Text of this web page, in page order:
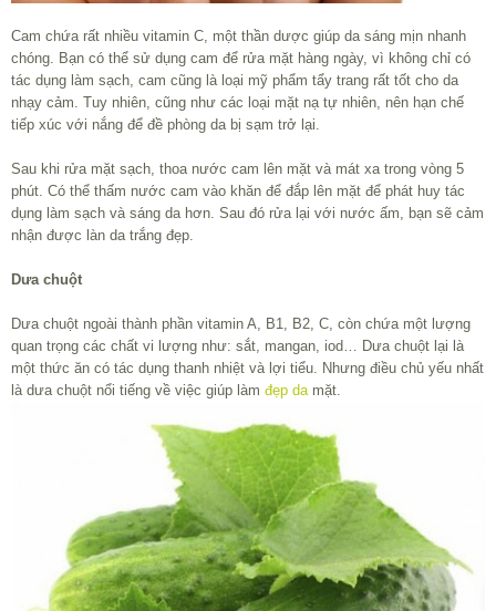
Cam chứa rất nhiều vitamin C, một thần dược giúp da sáng mịn nhanh
chóng. Bạn có thể sử dụng cam để rửa mặt hàng ngày, vì không chỉ có
tác dụng làm sạch, cam cũng là loại mỹ phẩm tẩy trang rất tốt cho da
nhạy cảm. Tuy nhiên, cũng như các loại mặt nạ tự nhiên, nên hạn chế
tiếp xúc với nắng để đề phòng da bị sạm trở lại.
Sau khi rửa mặt sạch, thoa nước cam lên mặt và mát xa trong vòng 5
phút. Có thể thấm nước cam vào khăn để đắp lên mặt để phát huy tác
dụng làm sạch và sáng da hơn. Sau đó rửa lại với nước ấm, bạn sẽ cảm
nhận được làn da trắng đẹp.
Dưa chuột
Dưa chuột ngoài thành phần vitamin A, B1, B2, C, còn chứa một lượng
quan trọng các chất vi lượng như: sắt, mangan, iod… Dưa chuột lại là
một thức ăn có tác dụng thanh nhiệt và lợi tiểu. Nhưng điều chủ yếu nhất
là dưa chuột nổi tiếng về việc giúp làm đẹp damặt.